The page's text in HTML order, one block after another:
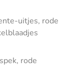
uitjes, rode
rode